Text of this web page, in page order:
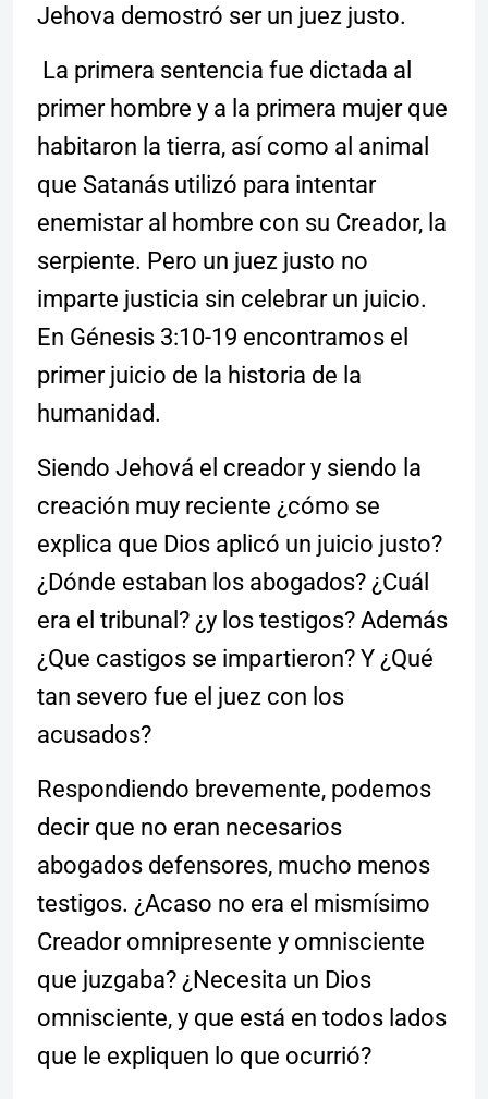
Jehova demostró ser un juez justo.
La primera sentencia fue dictada al
primer hombre y a la primera mujer que
habitaron la tierra, así como al animal
que Satanás utilizó para intentar
enemistar al hombre con su Creador, la
serpiente. Pero un juez justo no
imparte justicia sin celebrar un juicio.
En Génesis 3:10-19 encontramos el
primer juicio de la historia de la
humanidad.
Siendo Jehová el creador y siendo la
creación muy reciente ¿cómo se
explica que Dios aplicó un juicio justo?
¿Dónde estaban los abogados? ¿Cuál
era el tribunal? ¿y los testigos? Además
¿Que castigos se impartieron? Y ¿Qué
tan severo fue el juez con los
acusados?
Respondiendo brevemente, podemos
decir que no eran necesarios
abogados defensores, mucho menos
testigos. ¿Acaso no era el mismísimo
Creador omnipresente y omnisciente
que juzgaba? ¿Necesita un Dios
omnisciente, y que está en todos lados
que le expliquen lo que ocurrió?